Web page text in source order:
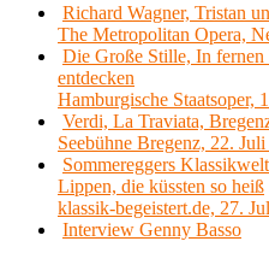
Richard Wagner, Tristan
The Metropolitan Opera,
Die Große Stille, In
entdecken
Hamburgische Staatsoper,
Verdi, La Traviata,
Seebühne Bregenz, 22.
Sommereggers
Lippen, die küssten so heiß
klassik-begeistert.de, 27.
Interview Genny Basso